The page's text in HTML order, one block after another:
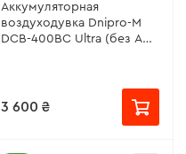
Аккумуляторная
воздуходувка Dnipro-M
DCB-400BC Ultra (без АКБ
3 600 ₴